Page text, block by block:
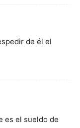
de él el
es el sueldo de